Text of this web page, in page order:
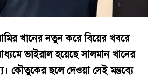
খানের নতুন করে বিয়ের খবরে
ভাইরাল হয়েছে সালমান খানের
কৌতুকের ছলে দেওয়া সেই মন্তব্যে